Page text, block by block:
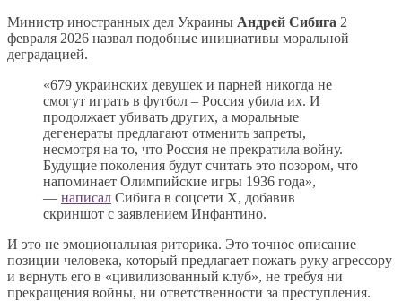
Министр иностранных дел Украины Андрей Сибига 2
февраля 2026 назвал подобные инициативы моральной
деградацией.
«679 украинских девушек и парней никогда не
смогут играть в футбол – Россия убила их. И
продолжает убивать других, а моральные
дегенераты предлагают отменить запреты,
несмотря на то, что Россия не прекратила войну.
Будущие поколения будут считать это позором, что
напоминает Олимпийские игры 1936 года»,
— написал Сибига в соцсети X, добавив
скриншот с заявлением Инфантино.
И это не эмоциональная риторика. Это точное описание
позиции человека, который предлагает пожать руку агрессору
и вернуть его в «цивилизованный клуб», не требуя ни
прекращения войны, ни ответственности за преступления.